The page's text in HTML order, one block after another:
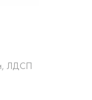
ЛДСП